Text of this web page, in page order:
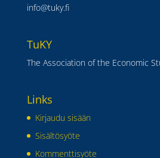
info@tuky.fi
TuKY
The Association of the Economic
Links
Kirjaudu sisään
Sisältösyöte
Kommenttisyöte